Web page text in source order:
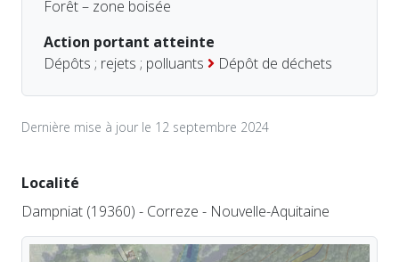
Forêt – zone boisée
Action portant atteinte
Dépôts ; rejets ; polluants
Dépôt de déchets
Dernière mise à jour le 12 septembre 2024
Localité
Dampniat (19360) - Correze - Nouvelle-Aquitaine